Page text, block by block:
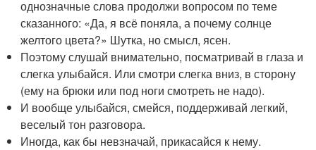
однозначные слова продолжи вопросом по теме
сказанного: «Да, я всё поняла, а почему солнце
желтого цвета?» Шутка, но смысл, ясен.
Поэтому слушай внимательно, посматривай в глаза и
слегка улыбайся. Или смотри слегка вниз, в сторону
(ему на брюки или под ноги смотреть не надо).
И вообще улыбайся, смейся, поддерживай легкий,
веселый тон разговора.
Иногда, как бы невзначай, прикасайся к нему.